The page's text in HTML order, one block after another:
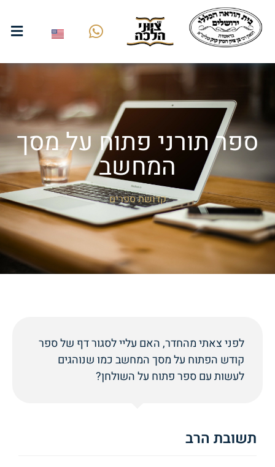
ספר תורני פתוח על מסך
המחשב
קדושת ספרים
לפני צאתי מהחדר, האם עליי לסגור דף של ספר
קודש הפתוח על מסך המחשב כמו שנוהגים
לעשות עם ספר פתוח על השולחן?
תשובת הרב